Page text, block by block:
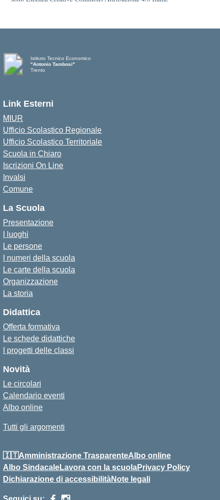
Istituto Tecnico Economico
"Antonio Tambosi"
Trento
Link Esterni
MIUR
Ufficio Scolastico Regionale
Ufficio Scolastico Territoriale
Scuola in Chiaro
Iscrizioni On Line
Invalsi
Comune
La Scuola
Presentazione
I luoghi
Le persone
I numeri della scuola
Le carte della scuola
Organizzazione
La storia
Didattica
Offerta formativa
Le schede didattiche
I progetti delle classi
Novità
Le circolari
Calendario eventi
Albo online
Tutti gli argomenti
🇮🇹Amministrazione TrasparenteAlbo online
Albo SindacaleLavora con la scuolaPrivacy Policy
Dichiarazione di accessibilitàNote legali